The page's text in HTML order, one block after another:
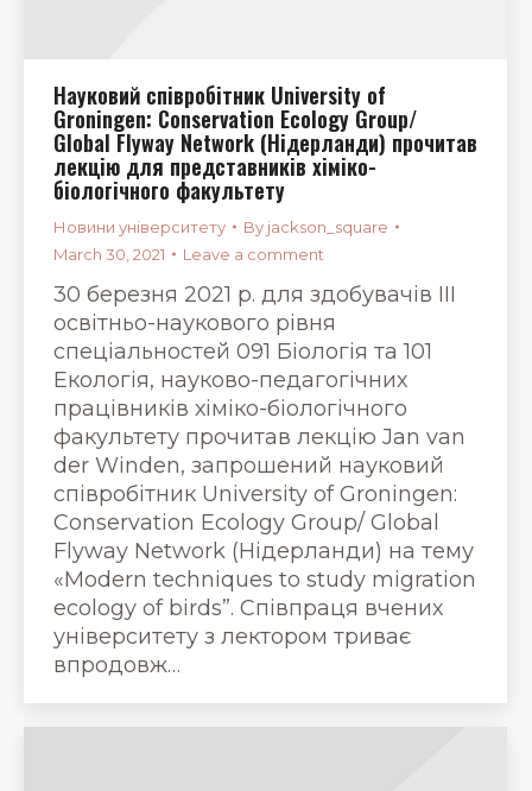
Науковий співробітник University of
Groningen: Conservation Ecology Group/
Global Flyway Network (Нідерланди) прочитав
лекцію для представників хіміко-
біологічного факультету
Новини університету By jackson_square
March 30, 2021
Leave a comment
30 березня 2021 р. для здобувачів ІІІ
освітньо-наукового рівня
спеціальностей 091 Біологія та 101
Екологія, науково-педагогічних
працівників хіміко-біологічного
факультету прочитав лекцію Jan van
der Winden, запрошений науковий
співробітник University of Groningen:
Conservation Ecology Group/ Global
Flyway Network (Нідерланди) на тему
«Modern techniques to study migration
ecology of birds”. Співпраця вчених
університету з лектором триває
впродовж…